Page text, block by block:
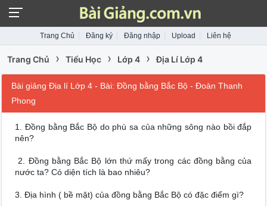
Trang Chủ Đăng ký Đăng nhập Upload Liên hệ
Trang Chủ › Tiểu Học › Lớp 4 › Địa Lí Lớp 4
Bài giảng Địa lí Lớp 4 - Bài: Đồng bằng Bắc Bộ - Đoàn Thanh
Phong
1. Đồng bằng Bắc Bộ do phù sa của những sông nào bồi đắp
nên?
2. Đồng bằng Bắc Bộ lớn thứ mấy trong các đồng bằng của
nước ta? Có diện tích là bao nhiêu?
3. Địa hình ( bề mặt) của đồng bằng Bắc Bộ có đặc điểm gì?